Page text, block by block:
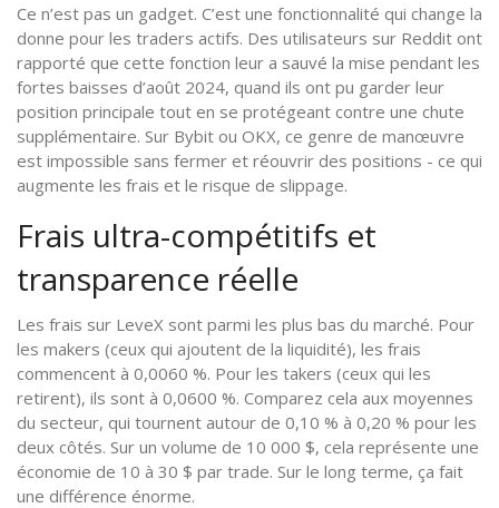
Ce n’est pas un gadget. C’est une fonctionnalité qui change la
donne pour les traders actifs. Des utilisateurs sur Reddit ont
rapporté que cette fonction leur a sauvé la mise pendant les
fortes baisses d’août 2024, quand ils ont pu garder leur
position principale tout en se protégeant contre une chute
supplémentaire. Sur Bybit ou OKX, ce genre de manœuvre
est impossible sans fermer et réouvrir des positions - ce qui
augmente les frais et le risque de slippage.
Frais ultra-compétitifs et
transparence réelle
Les frais sur LeveX sont parmi les plus bas du marché. Pour
les makers (ceux qui ajoutent de la liquidité), les frais
commencent à 0,0060 %. Pour les takers (ceux qui les
retirent), ils sont à 0,0600 %. Comparez cela aux moyennes
du secteur, qui tournent autour de 0,10 % à 0,20 % pour les
deux côtés. Sur un volume de 10 000 $, cela représente une
économie de 10 à 30 $ par trade. Sur le long terme, ça fait
une différence énorme.